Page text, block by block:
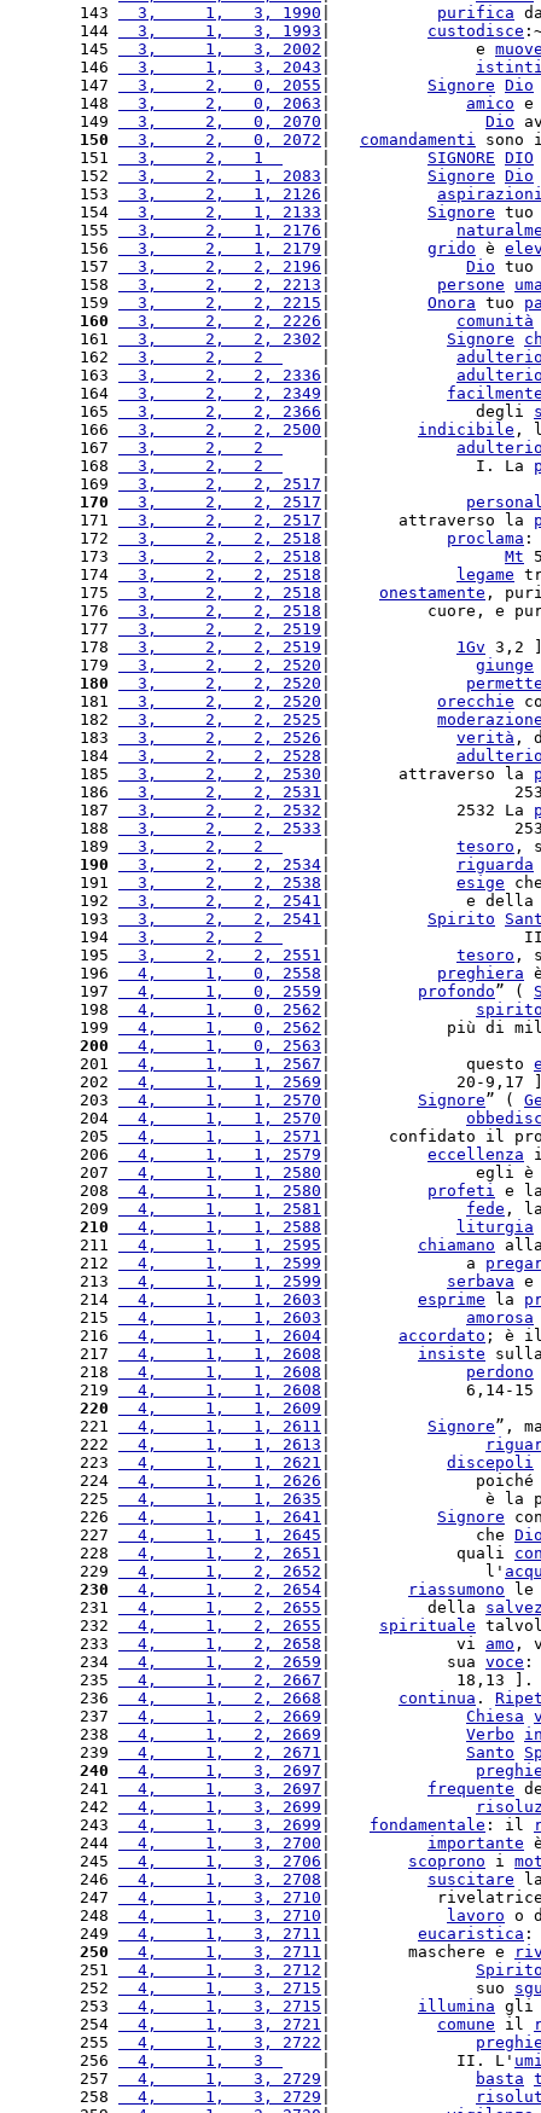
143
  3,     1,   3, 1990
purifica
144
  3,     1,   3, 1993
custodisce
145
  3,     1,   3, 2002
|               e
146
  3,     1,   3, 2043
147
  3,     2,   0, 2055
Signore Dio
148
  3,     2,   0, 2063
amico e
149
  3,     2,   0, 2070
Dio
150
  3,     2,   0, 2072
comandamenti sono
151
  3,     2,   1
SIGNORE DIO
152
  3,     2,   1, 2083
Signore Dio
153
  3,     2,   1, 2126
154
  3,     2,   1, 2133
Signore
155
  3,     2,   1, 2176
156
  3,     2,   1, 2179
grido è
157
  3,     2,   2, 2196
Dio
158
  3,     2,   2, 2213
persone
159
  3,     2,   2, 2215
Onora tuo
160
  3,     2,   2, 2226
comunità
161
  3,     2,   2, 2302
Signore
162
  3,     2,   2
163
  3,     2,   2, 2336
164
  3,     2,   2, 2349
165
  3,     2,   2, 2366
|               degli
166
  3,     2,   2, 2500
indicibile ,
167
  3,     2,   2
168
  3,     2,   2
    |               I. La
169
  3,     2,   2, 2517
170
  3,     2,   2, 2517
171
  3,     2,   2, 2517
|       attraverso la
172
  3,     2,   2, 2518
proclama :
173
  3,     2,   2, 2518
Mt
174
  3,     2,   2, 2518
legame
175
  3,     2,   2, 2518
onestamente ,
176
  3,     2,   2, 2518
|          cuore, e
177
  3,     2,   2, 2519
178
  3,     2,   2, 2519
1Gv 3,2
179
  3,     2,   2, 2520
giunge
180
  3,     2,   2, 2520
181
  3,     2,   2, 2520
orecchie
182
  3,     2,   2, 2525
183
  3,     2,   2, 2526
verità ,
184
  3,     2,   2, 2528
185
  3,     2,   2, 2530
|       attraverso la
186
  3,     2,   2, 2531
|
187
  3,     2,   2, 2532
|             2532 La
188
  3,     2,   2, 2533
|
189
  3,     2,   2
tesoro ,
190
  3,     2,   2, 2534
riguarda
191
  3,     2,   2, 2538
esige
192
  3,     2,   2, 2541
|              e
193
  3,     2,   2, 2541
Spirito
194
  3,     2,   2
|
195
  3,     2,   2, 2551
tesoro ,
196
  4,     1,   0, 2558
preghiera
197
  4,     1,   0, 2559
profondo” (
198
  4,     1,   0, 2562
199
  4,     1,   0, 2562
|            più di
200
  4,     1,   0, 2563
201
  4,     1,   1, 2567
|              questo
202
  4,     1,   1, 2569
|             20-9,17
203
  4,     1,   1, 2570
Signore” (
204
  4,     1,   1, 2570
205
  4,     1,   1, 2571
|      confidato il
206
  4,     1,   1, 2579
eccellenza
207
  4,     1,   1, 2580
|               egli
208
  4,     1,   1, 2580
profeti e
209
  4,     1,   1, 2581
fede ,
210
  4,     1,   1, 2588
liturgia
211
  4,     1,   1, 2595
chiamano
212
  4,     1,   1, 2599
|              a
213
  4,     1,   1, 2599
serbava e
214
  4,     1,   1, 2603
esprime la
215
  4,     1,   1, 2603
amorosa
216
  4,     1,   1, 2604
accordato ; è
217
  4,     1,   1, 2608
insiste
218
  4,     1,   1, 2608
perdono
219
  4,     1,   1, 2608
|              6,14-
220
  4,     1,   1, 2609
221
  4,     1,   1, 2611
Signore”,
222
  4,     1,   1, 2613
223
  4,     1,   1, 2621
discepoli
224
  4,     1,   1, 2626
|
225
  4,     1,   1, 2635
|                è la
226
  4,     1,   1, 2641
Signore
227
  4,     1,   1, 2645
|               che
228
  4,     1,   2, 2651
|             quali
229
  4,     1,   2, 2652
|                l'
230
  4,     1,   2, 2654
riassumono
231
  4,     1,   2, 2655
|          della
232
  4,     1,   2, 2655
spirituale
233
  4,     1,   2, 2658
|             vi amo ,
234
  4,     1,   2, 2659
|            sua voce :
235
  4,     1,   2, 2667
|             18,13 ].
236
  4,     1,   2, 2668
continua .
237
  4,     1,   2, 2669
Chiesa
238
  4,     1,   2, 2669
Verbo
239
  4,     1,   2, 2671
Santo
240
  4,     1,   3, 2697
241
  4,     1,   3, 2697
frequente
242
  4,     1,   3, 2699
243
  4,     1,   3, 2699
fondamentale : il
244
  4,     1,   3, 2700
importante
245
  4,     1,   3, 2706
scoprono i
246
  4,     1,   3, 2708
suscitare
247
  4,     1,   3, 2710
|
248
  4,     1,   3, 2710
lavoro o
249
  4,     1,   3, 2711
eucaristica :
250
  4,     1,   3, 2711
|        maschere e
251
  4,     1,   3, 2712
252
  4,     1,   3, 2715
|               suo
253
  4,     1,   3, 2715
illumina
254
  4,     1,   3, 2721
comune il
255
  4,     1,   3, 2722
256
  4,     1,   3
    |             II. L'
257
  4,     1,   3, 2729
basta
258
  4,     1,   3, 2729